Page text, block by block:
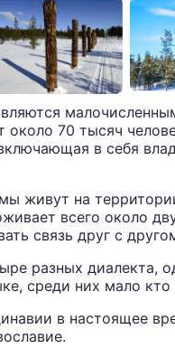
около 70 тысяч
в себя
живут на
всего около
связь друг с
разных диалекта,
среди них мало
в настоящее